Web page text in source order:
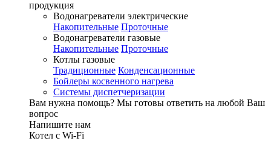
продукция
Водонагреватели электрические
Накопительные Проточные
Водонагреватели газовые
Накопительные Проточные
Котлы газовые
Традиционные Конденсационные
Бойлеры косвенного нагрева
Системы диспетчеризации
Вам нужна помощь? Мы готовы ответить на любой Ваш
вопрос
Напишите нам
Котел с Wi-Fi